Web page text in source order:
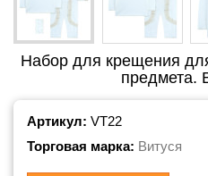
Набор для крещения
предмета.
Артикул: VT22
Торговая марка: Витуся